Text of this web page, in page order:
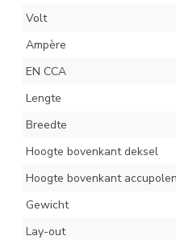
Volt
Ampère
EN CCA
Lengte
Breedte
Hoogte bovenkant deksel
Hoogte bovenkant accupolen
Gewicht
Lay-out